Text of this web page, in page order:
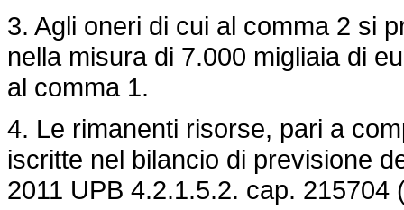
3. Agli oneri di cui al comma 2 si
nella misura di 7.000 migliaia di
al comma 1.
4. Le rimanenti risorse, pari a
iscritte nel bilancio di previsione
2011 UPB 4.2.1.5.2. cap. 215704